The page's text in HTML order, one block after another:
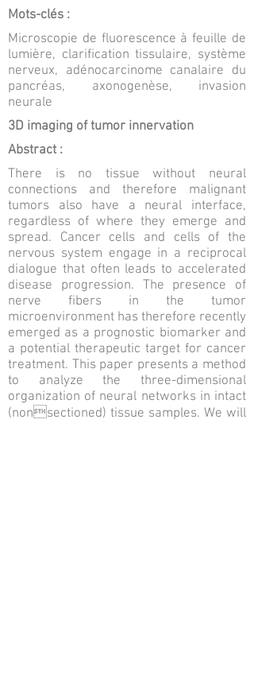
Mots-clés :
Microscopie de fluorescence à feuille de
lumière, clarification tissulaire, système
nerveux, adénocarcinome canalaire du
pancréas, axonogenèse, invasion
neurale
3D imaging of tumor innervation
Abstract :
There is no tissue without neural
connections and therefore malignant
tumors also have a neural interface,
regardless of where they emerge and
spread. Cancer cells and cells of the
nervous system engage in a reciprocal
dialogue that often leads to accelerated
disease progression. The presence of
nerve fibers in the tumor
microenvironment has therefore recently
emerged as a prognostic biomarker and
a potential therapeutic target for cancer
treatment. This paper presents a method
to analyze the three-dimensional
organization of neural networks in intact
(nonsectioned) tissue samples. We will